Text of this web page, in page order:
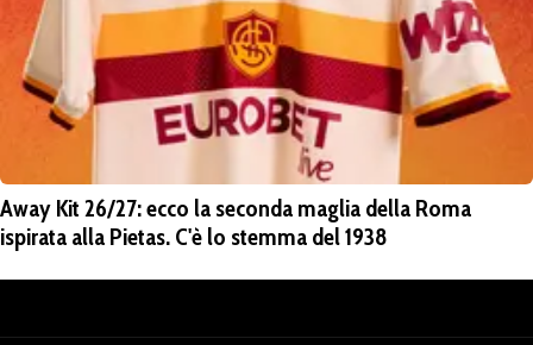
Away Kit 26/27: ecco la seconda maglia della Roma
ispirata alla Pietas. C'è lo stemma del 1938